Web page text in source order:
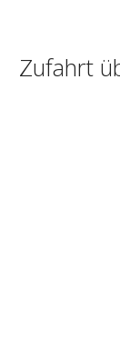
Zufahrt